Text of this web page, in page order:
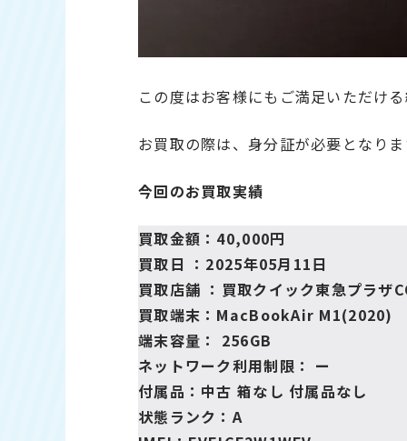
この度はお客様にもご満足いただけ
お買取の際は、身分証が必要となり
今回のお買取実績
買取金額：40,000円
買取日 ：2025年05月11日
買取店舗 ： 買取クイック東急プラザ
買取端末：MacBookAir M1(2020)
端末容量： 256GB
ネットワーク利用制限： ー
付属品：中古 箱なし 付属品なし
状態ランク：A